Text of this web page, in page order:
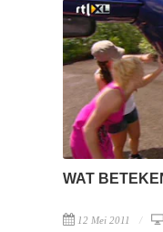
WAT
12 Mei 2011